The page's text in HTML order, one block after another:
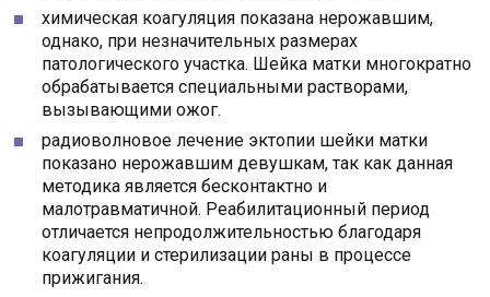
химическая коагуляция показана нерожавшим,
однако, при незначительных размерах
патологического участка. Шейка матки многократно
обрабатывается специальными растворами,
вызывающими ожог.
радиоволновое лечение эктопии шейки матки
показано нерожавшим девушкам, так как данная
методика является бесконтактно и
малотравматичной. Реабилитационный период
отличается непродолжительностью благодаря
коагуляции и стерилизации раны в процессе
прижигания.